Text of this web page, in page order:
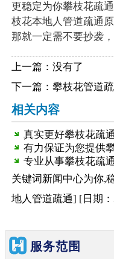
更稳定为你攀枝花疏
枝花本地人管道疏通
那就一定需不要抄袭
上一篇：没有了
下一篇： 攀枝花管道
相关内容
真实更好攀枝花疏
有力保证为您提供
专业从事攀枝花疏
关键词 新闻中心为你,
地人管道疏通] [日期
服务范围